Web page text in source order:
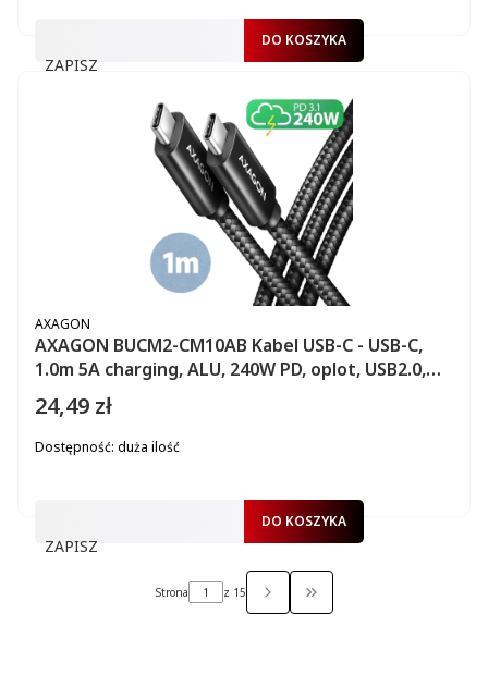
ZAPISZ
DO KOSZYKA
AXAGON BUCM2-CM10AB Kabel USB-C - USB-C,
1.0m 5A charging, ALU, 240W PD, oplot, USB2.0,
czarny
PRODUCENT
AXAGON
Cena
24,49 zł
Dostępność: duża ilość
ZAPISZ
DO KOSZYKA
Strona z 15 PRZEJDŹ DO OSTATNIEJ